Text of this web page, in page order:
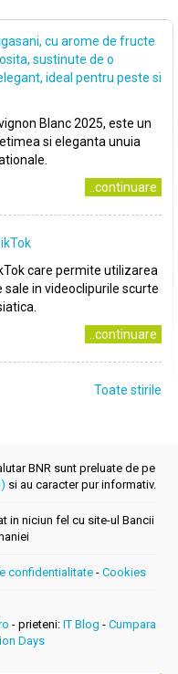
cu arome de fructe
sustinute de o
ideal pentru peste si
Blanc 2025, este un
si eleganta unuia
..continuare
care permite utilizarea
in videoclipurile scurte
..continuare
Toate stirile
BNR sunt preluate de pe
si au caracter pur informativ.
in niciun fel cu site-ul Bancii
confidentialitate - Cookies
- prieteni: IT Blog - Cumpara
Days